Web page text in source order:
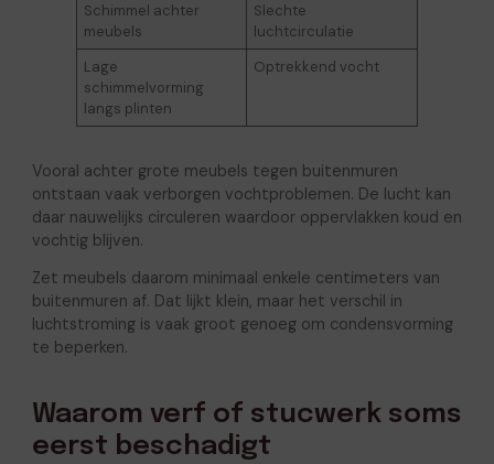
Schimmel achter
meubels
Slechte
luchtcirculatie
Lage
schimmelvorming
langs plinten
Optrekkend vocht
Vooral achter grote meubels tegen buitenmuren
ontstaan vaak verborgen vochtproblemen. De lucht kan
daar nauwelijks circuleren waardoor oppervlakken koud en
vochtig blijven.
Zet meubels daarom minimaal enkele centimeters van
buitenmuren af. Dat lijkt klein, maar het verschil in
luchtstroming is vaak groot genoeg om condensvorming
te beperken.
Waarom verf of stucwerk soms
eerst beschadigt